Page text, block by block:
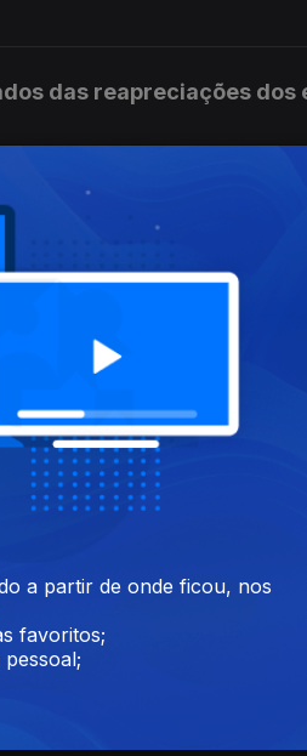
das reapreciações dos
a receber os
não tem condições para
se pronuncie sobre
de 10 cêntimos na
a partir de onde ficou, nos
favoritos;